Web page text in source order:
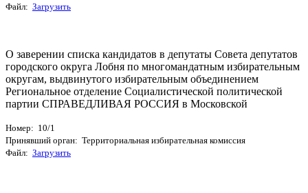
Файл: Загрузить
О заверении списка кандидатов в депутаты Совета депутатов
городского округа Лобня по многомандатным избирательным
округам, выдвинутого избирательным объединением
Региональное отделение Социалистической политической
партии СПРАВЕДЛИВАЯ РОССИЯ в Московской
Номер: 10/1
Принявший орган: Территориальная избирательная комиссия
Файл: Загрузить